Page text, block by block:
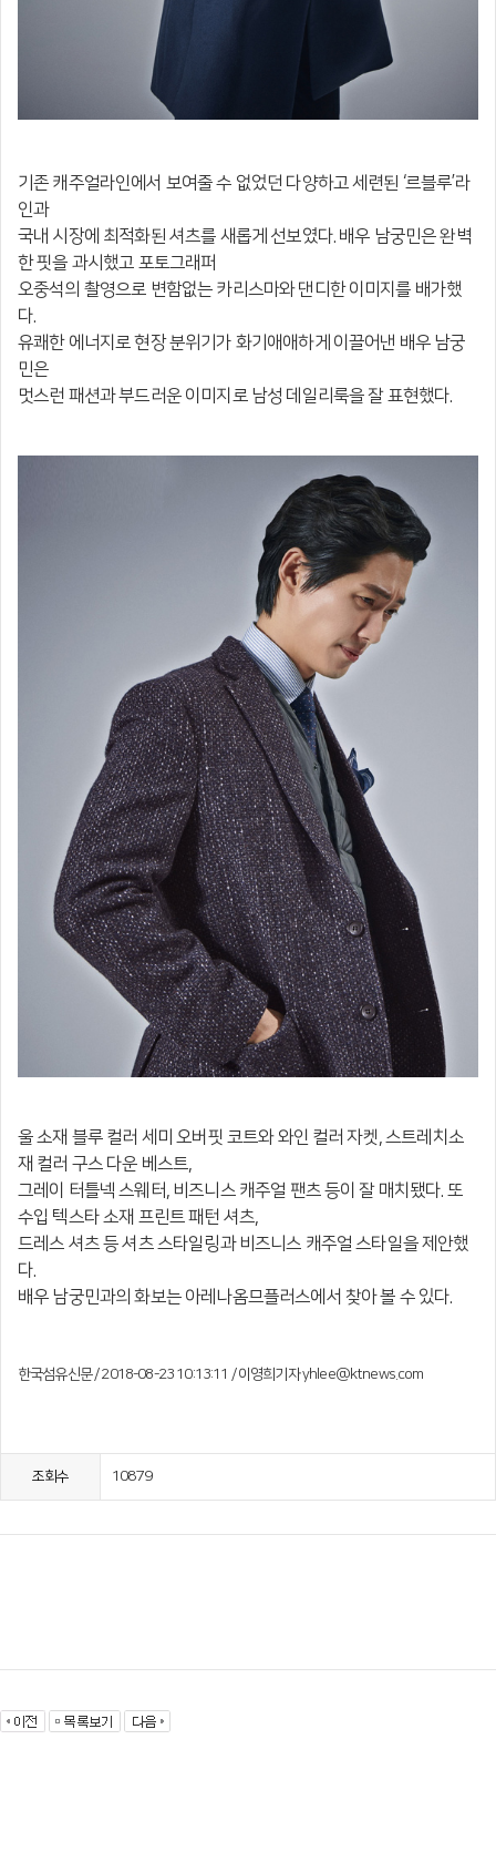
기존 캐주얼라인에서 보여줄 수 없었던 다양하고 세련된 ‘르블루’라
인과
국내 시장에 최적화된 셔츠를 새롭게 선보였다. 배우 남궁민은 완벽
한 핏을 과시했고 포토그래퍼
오중석의 촬영으로 변함없는 카리스마와 댄디한 이미지를 배가했
다.
유쾌한 에너지로 현장 분위기가 화기애애하게 이끌어낸 배우 남궁
민은
멋스런 패션과부드러운 이미지로 남성 데일리룩을 잘 표현했다.
울 소재 블루 컬러 세미 오버핏 코트와 와인 컬러 자켓, 스트레치소
재 컬러 구스 다운 베스트,
그레이 터틀넥 스웨터, 비즈니스 캐주얼 팬츠 등이 잘 매치됐다. 또
수입 텍스타 소재 프린트패턴 셔츠,
드레스 셔츠 등 셔츠 스타일링과 비즈니스 캐주얼 스타일을 제안했
다.
배우 남궁민과의 화보는 아레나옴므플러스에서 찾아 볼 수 있다.
한국섬유신문 / 2018-08-23 10:13:11 / 이영희기자 yhlee@ktnews.com
조회수 10879